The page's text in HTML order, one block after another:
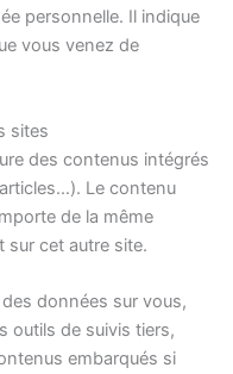
personnelle. Il indique
vous venez de
sites
des contenus intégrés
Le contenu
de la même
sur cet autre site.
données sur vous,
outils de suivis tiers,
embarqués si